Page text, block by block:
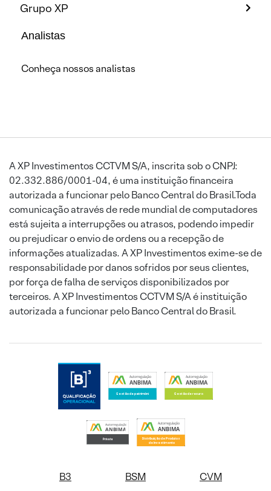
Grupo XP
Analistas
Conheça nossos analistas
A XP Investimentos CCTVM S/A, inscrita sob o CNPJ:
02.332.886/0001-04, é uma instituição financeira
autorizada a funcionar pelo Banco Central do Brasil.Toda
comunicação através de rede mundial de computadores
está sujeita a interrupções ou atrasos, podendo impedir
ou prejudicar o envio de ordens ou a recepção de
informações atualizadas. A XP Investimentos exime-se de
responsabilidade por danos sofridos por seus clientes,
por força de falha de serviços disponibilizados por
terceiros. A XP Investimentos CCTVM S/A é instituição
autorizada a funcionar pelo Banco Central do Brasil.
B3 BSM CVM